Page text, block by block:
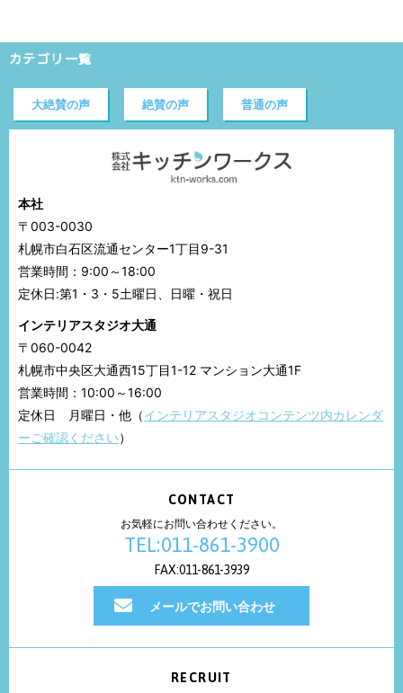
カテゴリ一覧
大絶賛の声 絶賛の声 普通の声
本社
〒003-0030
札幌市白石区流通センター1丁目9-31
営業時間：9:00～18:00
定休日:第1・3・5土曜日、日曜・祝日
インテリアスタジオ大通
〒060-0042
札幌市中央区大通西15丁目1-12 マンション大通1F
営業時間：10:00～16:00
定休日 月曜日・他（インテリアスタジオコンテンツ内カレンダ
ーご確認ください）
CONTACT
お気軽にお問い合わせください。
TEL:011-861-3900
FAX:011-861-3939
メールでお問い合わせ
RECRUIT